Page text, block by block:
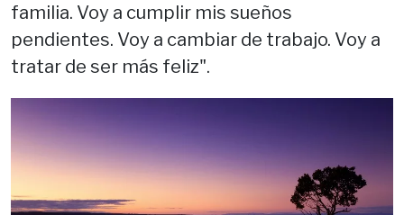
familia. Voy a cumplir mis sueños
pendientes. Voy a cambiar de trabajo. Voy a
tratar de ser más feliz".